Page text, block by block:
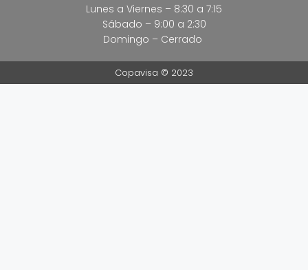
Lunes a Viernes – 8:30 a 7:15
Sábado – 9:00 a 2:30
Domingo – Cerrado
Copavisa © 2023